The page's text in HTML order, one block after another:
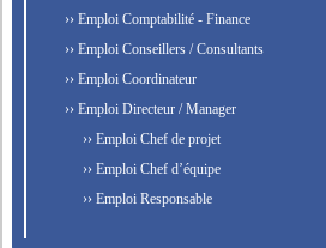
›› Emploi Comptabilité - Finance
›› Emploi Conseillers / Consultants
›› Emploi Coordinateur
›› Emploi Directeur / Manager
›› Emploi Chef de projet
›› Emploi Chef d’équipe
›› Emploi Responsable